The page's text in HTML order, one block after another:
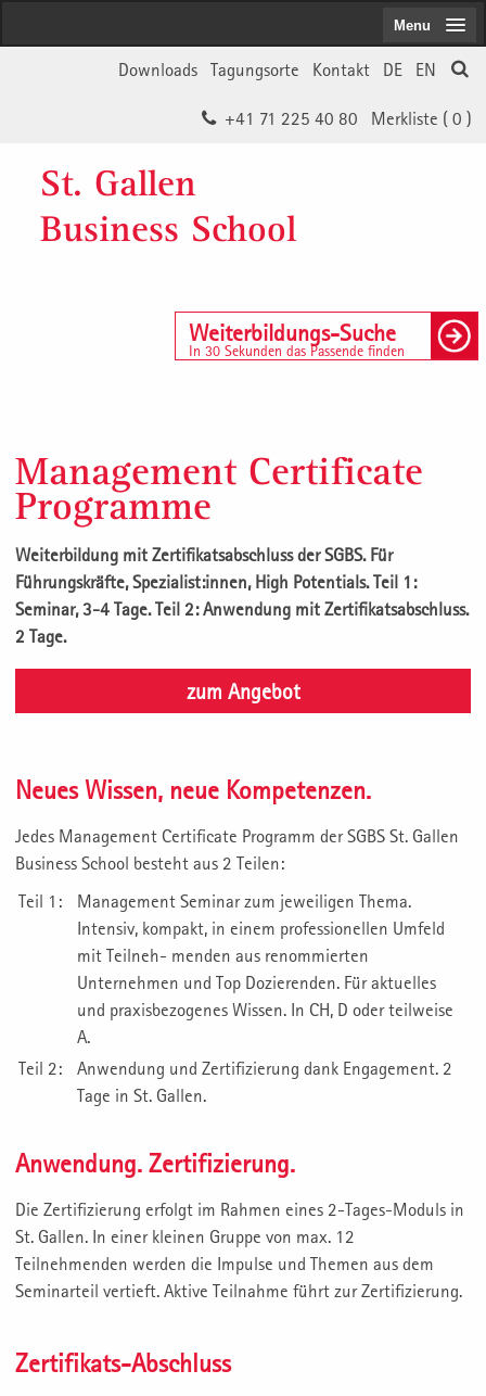
EN
DE
Kontakt
Tagungsorte
Downloads
Merkliste ( 0 )
+41 71 225 40 80
St. Gallen
Business School
Weiterbildungs-Suche
In 30 Sekunden das Passende finden
Menu
Management Certificate
Programme
Weiterbildung mit Zertifikatsabschluss der SGBS. Für
Führungskräfte, Spezialist:innen, High Potentials. Teil 1:
Seminar, 3-4 Tage. Teil 2: Anwendung mit Zertifikatsabschluss.
2 Tage.
zum Angebot
Neues Wissen, neue Kompetenzen.
Jedes Management Certificate Programm der SGBS St. Gallen
Business School besteht aus 2 Teilen:
Teil 1:
Management Seminar zum jeweiligen Thema.
Intensiv, kompakt, in einem professionellen Umfeld
mit Teilneh- menden aus renommierten
Unternehmen und Top Dozierenden. Für aktuelles
und praxisbezogenes Wissen. In CH, D oder teilweise
A.
Teil 2:
Anwendung und Zertifizierung dank Engagement. 2
Tage in St. Gallen.
Anwendung. Zertifizierung.
Die Zertifizierung erfolgt im Rahmen eines 2-Tages-Moduls in
St. Gallen. In einer kleinen Gruppe von max. 12
Teilnehmenden werden die Impulse und Themen aus dem
Seminarteil vertieft. Aktive Teilnahme führt zur Zertifizierung.
Zertifikats-Abschluss